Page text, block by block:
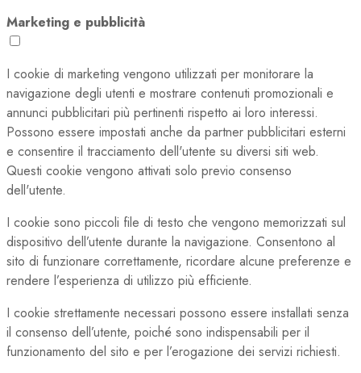
Marketing e pubblicità
I cookie di marketing vengono utilizzati per monitorare la
navigazione degli utenti e mostrare contenuti promozionali e
annunci pubblicitari più pertinenti rispetto ai loro interessi.
Possono essere impostati anche da partner pubblicitari esterni
e consentire il tracciamento dell'utente su diversi siti web.
Questi cookie vengono attivati solo previo consenso
dell'utente.
I cookie sono piccoli file di testo che vengono memorizzati sul
dispositivo dell’utente durante la navigazione. Consentono al
sito di funzionare correttamente, ricordare alcune preferenze e
rendere l’esperienza di utilizzo più efficiente.
I cookie strettamente necessari possono essere installati senza
il consenso dell’utente, poiché sono indispensabili per il
funzionamento del sito e per l’erogazione dei servizi richiesti.